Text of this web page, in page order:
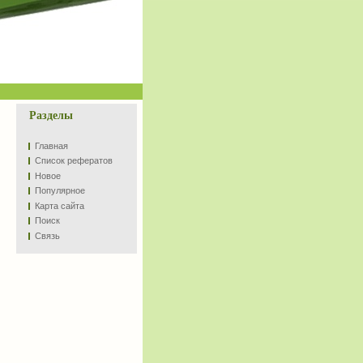
Разделы
Главная
Список рефератов
Новое
Популярное
Карта сайта
Поиск
Связь